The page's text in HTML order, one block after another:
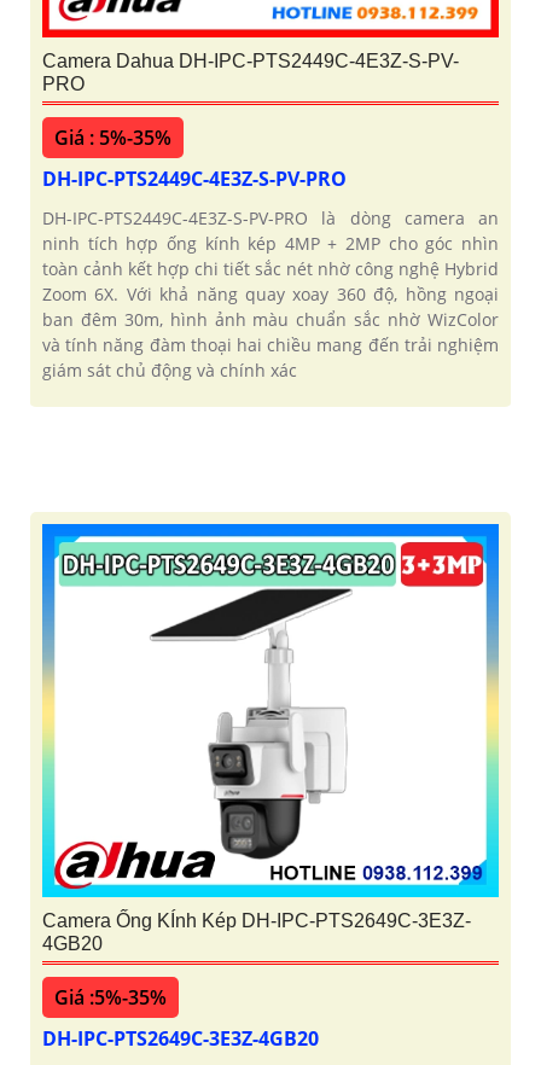
Camera Dahua DH-IPC-PTS2449C-4E3Z-S-PV-
PRO
Giá : 5%-35%
DH-IPC-PTS2449C-4E3Z-S-PV-PRO
DH-IPC-PTS2449C-4E3Z-S-PV-PRO là dòng camera an
ninh tích hợp ống kính kép 4MP + 2MP cho góc nhìn
toàn cảnh kết hợp chi tiết sắc nét nhờ công nghệ Hybrid
Zoom 6X. Với khả năng quay xoay 360 độ, hồng ngoại
ban đêm 30m, hình ảnh màu chuẩn sắc nhờ WizColor
và tính năng đàm thoại hai chiều mang đến trải nghiệm
giám sát chủ động và chính xác
Camera Ống KÍnh Kép DH-IPC-PTS2649C-3E3Z-
4GB20
Giá :5%-35%
DH-IPC-PTS2649C-3E3Z-4GB20